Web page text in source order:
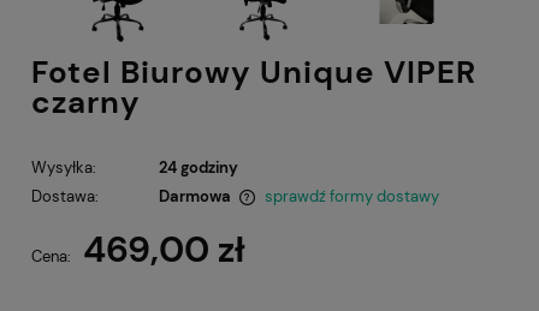
Fotel Biurowy Unique VIPER
czarny
Wysyłka:
24 godziny
Dostawa:
Darmowa
sprawdź formy dostawy
Cena: 469,00 zł